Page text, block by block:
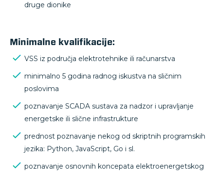
druge dionike
Minimalne kvalifikacije:
VSS iz područja elektrotehnike ili računarstva
minimalno 5 godina radnog iskustva na sličnim
poslovima
poznavanje SCADA sustava za nadzor i upravljanje
energetske ili slične infrastrukture
prednost poznavanje nekog od skriptnih programskih
jezika: Python, JavaScript, Go i sl.
poznavanje osnovnih koncepata elektroenergetskog